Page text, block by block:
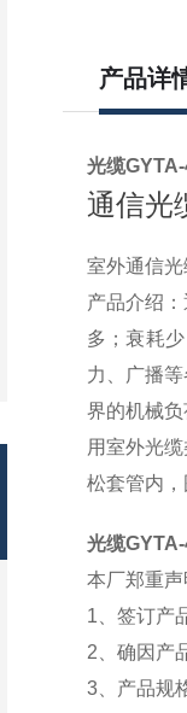
产品详
光缆
通信光
室外通信光
产品介绍
多；衰耗
力、广播
界的机械
用室外光
松套管内
光缆
本厂郑重声
1、签订产
2、确因产
3、产品规